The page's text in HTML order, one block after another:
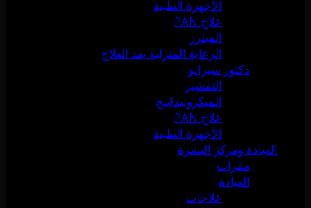
الأجهزة الطبية
علاج PAN
الفيلرز
الرعاية المنزلية بعد العلاج
دكتور سيرانو
التقشير
الميكرونيدلينج
علاج PAN
الأجهزة الطبية
العيادة ومركز البشرة
مقرات
العيادة
علاجات